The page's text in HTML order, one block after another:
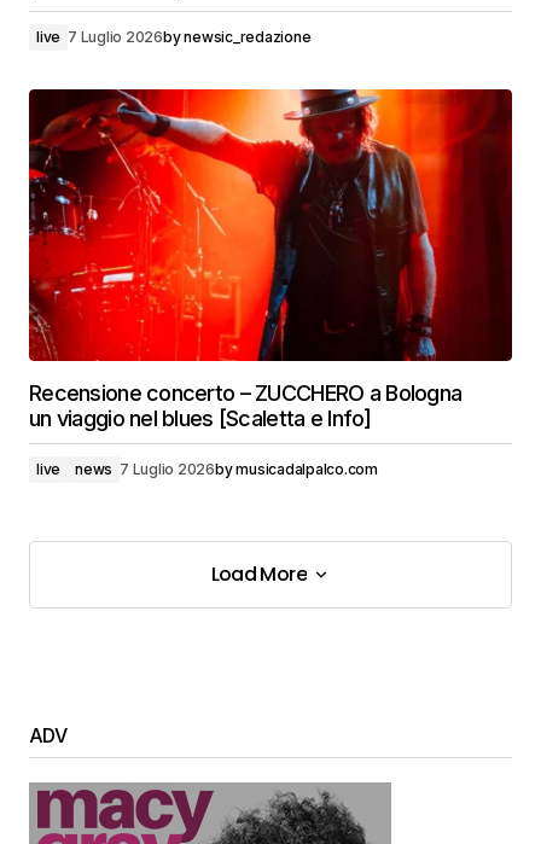
live 7 Luglio 2026bynewsic_redazione
Recensione concerto – ZUCCHERO a Bologna
un viaggio nel blues [Scaletta e Info]
live news 7 Luglio 2026bymusicadalpalco.com
Load More
Load More
ADV